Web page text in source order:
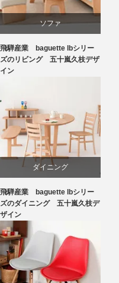
ソファ
ビーチ
飛騨高山
飛騨産業 baguette lbシリー
ズのリビング 五十嵐久枝デザ
イン
ダイニング
ビーチ
国産
椅子
飛騨産業 baguette lbシリー
ズのダイニング 五十嵐久枝デ
ザイン